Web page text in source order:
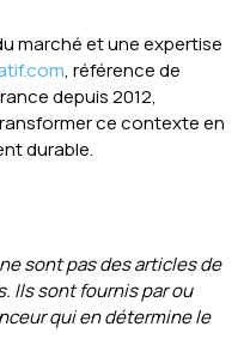
marché et une expertise
, référence de
depuis 2012,
ce contexte en
durable.
sont pas des articles de
Ils sont fournis par ou
qui en détermine le